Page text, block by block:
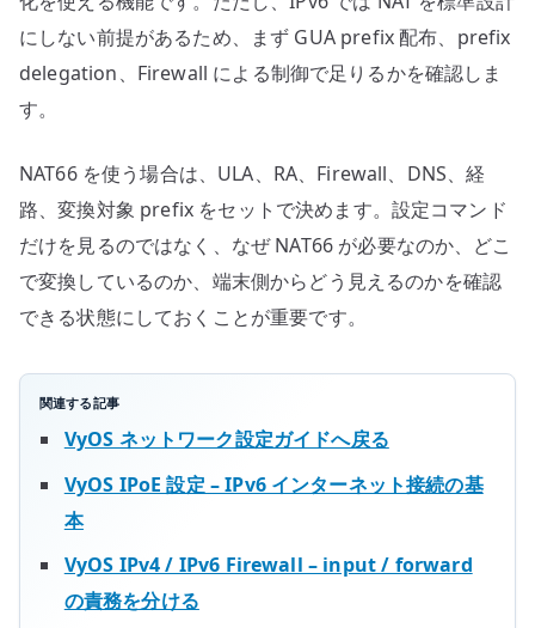
にしない前提があるため、まず GUA prefix 配布、prefix
delegation、Firewall による制御で足りるかを確認しま
す。
NAT66 を使う場合は、ULA、RA、Firewall、DNS、経
路、変換対象 prefix をセットで決めます。設定コマンド
だけを見るのではなく、なぜ NAT66 が必要なのか、どこ
で変換しているのか、端末側からどう見えるのかを確認
できる状態にしておくことが重要です。
関連する記事
VyOS ネットワーク設定ガイドへ戻る
VyOS IPoE 設定 – IPv6 インターネット接続の基
本
VyOS IPv4 / IPv6 Firewall – input / forward
の責務を分ける